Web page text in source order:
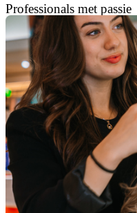
Professionals met passie